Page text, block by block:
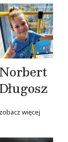
zobacz więcej